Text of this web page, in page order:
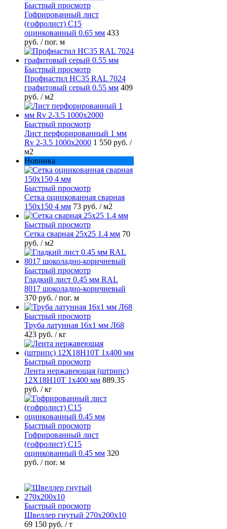
Быстрый просмотр
Гофрированный лист
(гофролист) С15
оцинкованный 0.65 мм 433
руб. / пог. м
Быстрый просмотр
Профнастил НС35 RAL 7024
графитовый серый 0.55 мм 409
руб. / м2
Быстрый просмотр
Лист перфорированный 1 мм
Rv 2-3.5 1000х2000 1 550 руб. /
м2
Новинка
Быстрый просмотр
Сетка оцинкованная сварная
150х150 4 мм 73 руб. / м2
Быстрый просмотр
Сетка сварная 25х25 1.4 мм 70
руб. / м2
Быстрый просмотр
Гладкий лист 0.45 мм RAL
8017 шоколадно-коричневый
370 руб. / пог. м
Быстрый просмотр
Труба латунная 16х1 мм Л68
423 руб. / кг
Быстрый просмотр
Лента нержавеющая (штрипс)
12Х18Н10Т 1х400 мм 889.35
руб. / кг
Быстрый просмотр
Гофрированный лист
(гофролист) С15
оцинкованный 0.45 мм 320
руб. / пог. м
Быстрый просмотр
Швеллер гнутый 270х200х10
69 150 руб. / т